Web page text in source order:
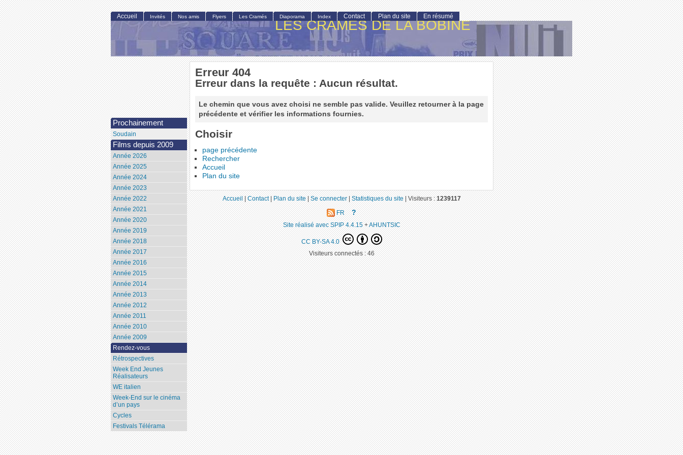
LES CRAMÉS DE LA BOBINE
Erreur 404
Erreur dans la requête : Aucun résultat.
Le chemin que vous avez choisi ne semble pas valide. Veuillez retourner à la page
précédente et vérifier les informations fournies.
Choisir
page précédente
Rechercher
Accueil
Plan du site
Accueil Invités Nos amis Flyers Les Cramés Diaporama Index Contact Plan du site En résumé
Prochainement
Soudain
Films depuis 2009
Année 2026
Année 2025
Année 2024
Année 2023
Année 2022
Année 2021
Année 2020
Année 2019
Année 2018
Année 2017
Année 2016
Année 2015
Année 2014
Année 2013
Année 2012
Année 2011
Année 2010
Année 2009
Rendez-vous
Rétrospectives
Week End Jeunes
Réalisateurs
WE italien
Week-End sur le cinéma
d’un pays
Cycles
Festivals Télérama
Accueil|Contact|Plan du site|Se connecter|Statistiques du site|Visiteurs :1239117
FR ?
Site réalisé avec SPIP 4.4.15+AHUNTSIC
CC BY-SA 4.0
Visiteurs connectés :46